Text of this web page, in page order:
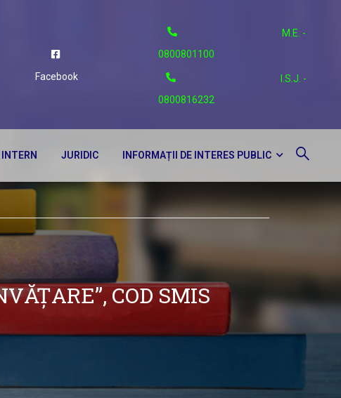
Facebook
M.E. -
0800801100
I.S.J. -
0800816232
JURIDIC INFORMAȚII DE INTERES PUBLIC
COD SMIS